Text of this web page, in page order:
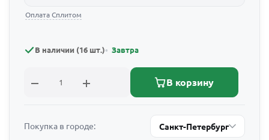
Оплата Сплитом
В наличии (16 шт.) Завтра
В корзину
Покупка в городе: Санкт-Петербург